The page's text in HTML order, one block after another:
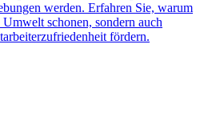
werden. Erfahren Sie, warum
schonen, sondern auch
fördern.